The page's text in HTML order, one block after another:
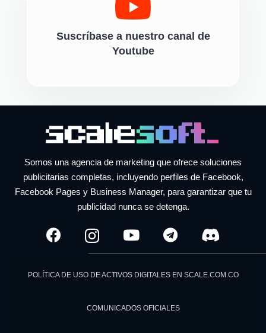
Suscríbase a nuestro canal de
Youtube
Somos una agencia de marketing que ofrece soluciones
publicitarias completas, incluyendo perfiles de Facebook,
Facebook Pages y Business Manager, para garantizar que tu
publicidad nunca se detenga.
POLÍTICA DE USO DE ACTIVOS DIGITALES EN SCALE.COM.CO
COMUNICADOS OFICIALES